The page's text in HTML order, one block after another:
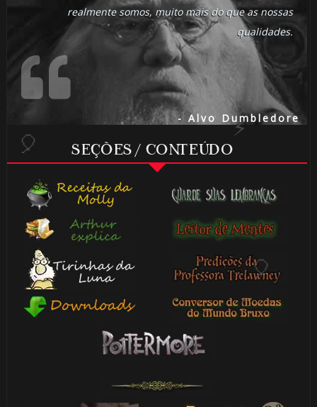
realmente somos, muito mais do que as nossas
qualidades.
- Alvo Dumbledore
SEÇÕES / CONTEÚDO
🎂